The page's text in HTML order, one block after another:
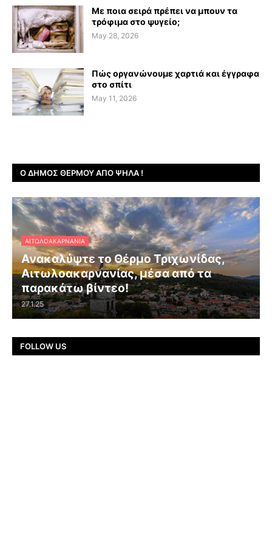
Με ποια σειρά πρέπει να μπουν τα
τρόφιμα στο ψυγείο;
May 28, 2026
Πώς οργανώνουμε χαρτιά και έγγραφα
στο σπίτι
May 11, 2026
Ο ΔΉΜΟΣ ΘΈΡΜΟΥ ΑΠΌ ΨΗΛΆ !
ΑΙΤΩΛΟΑΚΑΡΝΑΝΊΑ
Ανακαλύψτε το Θέρμο Τριχωνίδας,
Αιτωλοακαρνανίας, μέσα από τα
παρακάτω βίντεο!
27.1.25
FOLLOW US